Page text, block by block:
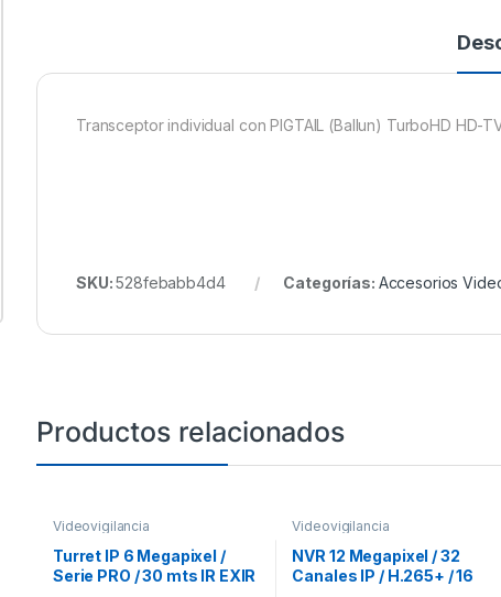
Transceptor individual con PIGTAIL (Ballun) TurboHD HD-
SKU:528febabb4d4 Categorías: Accesorios
Productos relacionados
Videovigilancia
Turret IP 6 Megapixel /
Serie PRO / 30 mts IR EXIR
Videovigilancia
NVR 12 Megapixel / 32
Canales IP / H.265+ / 16